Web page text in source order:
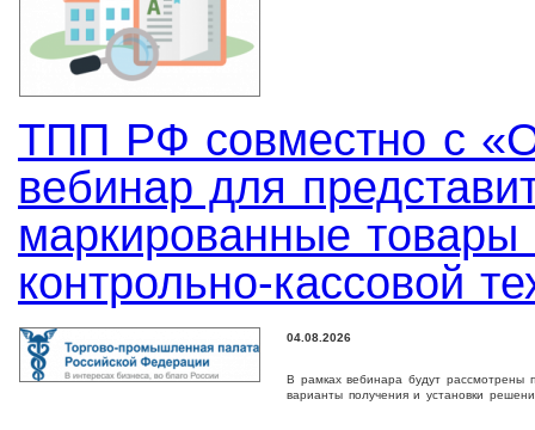
ТПП РФ совместно с
вебинар для
маркированные товары
контрольно-кассовой
04.08.2026
В рамках вебинара будут рассмотрены
варианты получения и установки